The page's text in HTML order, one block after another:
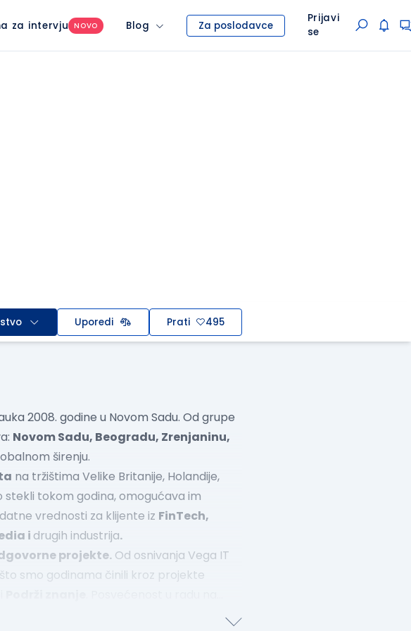
za intervju NOVO Blog Za poslodavce
Prijavi
se
Uporedi Prati 495
2008. godine u Novom Sadu. Od grupe
Novom Sadu, Beogradu, Zrenjaninu,
širenju.
na tržištima Velike Britanije, Holandije,
stekli tokom godina, omogućava im
vrednosti za klijente iz FinTech,
i drugih industrija.
projekte. Od osnivanja Vega IT
smo godinama činili kroz projekte
2022. godine. Osim toga veliki